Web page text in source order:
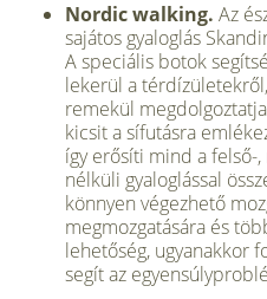
Nordic walking. Az
sajátos gyaloglás
A speciális botok
lekerül a
remekül
kicsit a sífutásra
így erősíti mind a felső-
nélküli gyaloglással
könnyen végezhető
megmozgatására és
lehetőség, ugyanakkor
segít az